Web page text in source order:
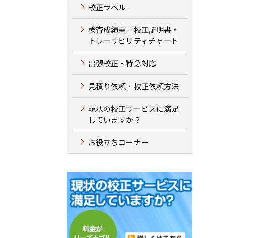
校正ラベル
検査成績書／校正証明書・
トレーサビリティチャート
出張校正・特急対応
見積り依頼・校正依頼方法
現状の校正サービスに満足
していますか？
お役立ちコーナー